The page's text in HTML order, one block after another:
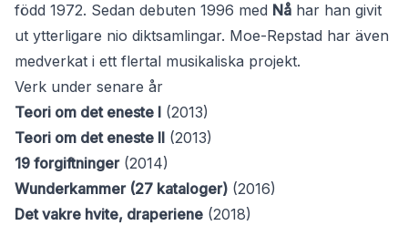
född 1972. Sedan debuten 1996 med Nå har han givit
ut ytterligare nio diktsamlingar. Moe-Repstad har även
medverkat i ett flertal musikaliska projekt.
Verk under senare år
Teori om det eneste I (2013)
Teori om det eneste II (2013)
19 forgiftninger(2014)
Wunderkammer (27 kataloger) (2016)
Det vakre hvite, draperiene (2018)